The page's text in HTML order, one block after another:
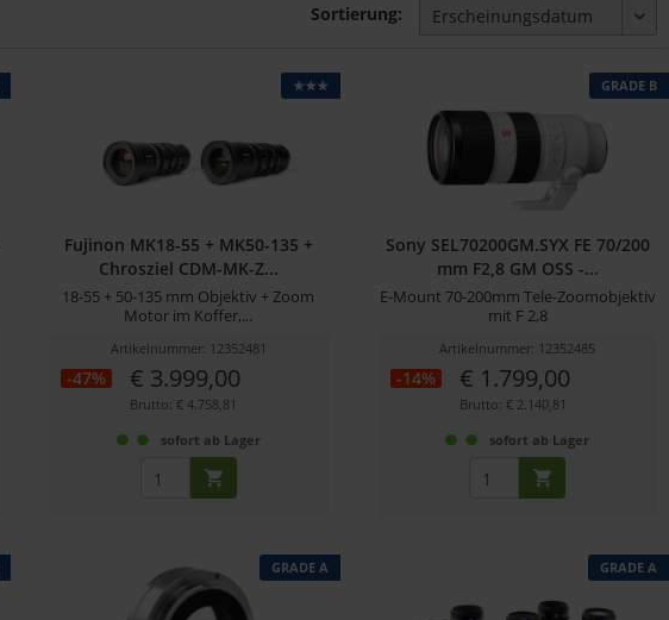
Sortierung:
★★★
Fujinon MK18-55 + MK50-135 +
Chrosziel CDM-MK-Z...
18-55 + 50-135 mm Objektiv + Zoom
Motor im Koffer,...
Artikelnummer: 12352481
-47% € 3.999,00
Brutto: € 4.758,81
sofort ab Lager
GRADE B
Sony SEL70200GM.SYX FE 70/200
mm F2,8 GM OSS -...
E-Mount 70-200mm Tele-Zoomobjektiv
mit F 2,8
Artikelnummer: 12352485
-14% € 1.799,00
Brutto: € 2.140,81
sofort ab Lager
GRADE A GRADE A